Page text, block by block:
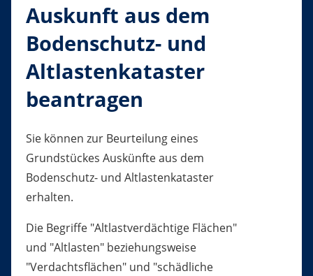
Auskunft aus dem
Bodenschutz- und
Altlastenkataster
beantragen
Sie können zur Beurteilung eines
Grundstückes Auskünfte aus dem
Bodenschutz- und Altlastenkataster
erhalten.
Die Begriffe "Altlastverdächtige Flächen"
und "Altlasten" beziehungsweise
"Verdachtsflächen" und "schädliche